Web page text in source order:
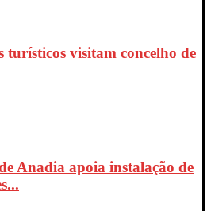
turísticos visitam concelho de
Anadia apoia instalação de